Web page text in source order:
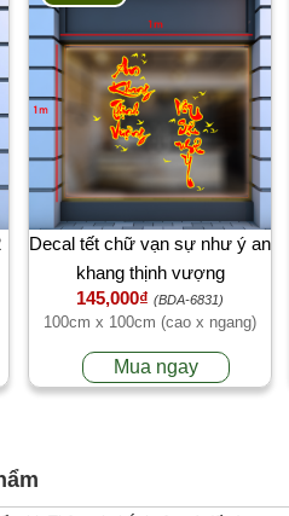
Decal tết chữ vạn sự như ý an
khang thịnh vượng
145,000₫ (BDA-6831)
100cm x 100cm (cao x ngang)
Mua ngay